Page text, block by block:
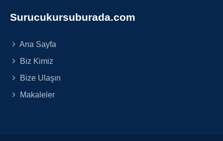
Surucukursuburada.com
Ana Sayfa
Biz Kimiz
Bize Ulaşın
Makaleler